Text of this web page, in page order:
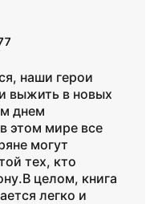
наши герои
выжить в новых
днем
этом мире все
могут
тех, кто
целом, книга
легко и